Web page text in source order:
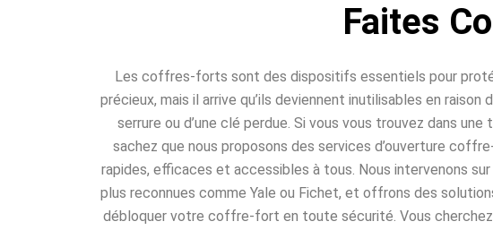
Faites
Les coffres-forts sont des dispositifs essentiels pour
précieux, mais il arrive qu’ils deviennent inutilisables en raison
serrure ou d’une clé perdue. Si vous vous trouvez dans une
sachez que nous proposons des services d’ouverture
rapides, efficaces et accessibles à tous. Nous intervenons
plus reconnues comme Yale ou Fichet, et offrons des
débloquer votre coffre-fort en toute sécurité. Vous cherchez